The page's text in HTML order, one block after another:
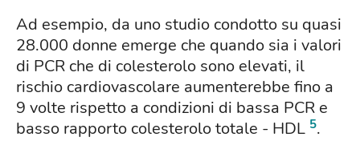
Ad esempio, da uno studio condotto su quasi
28.000 donne emerge che quando sia i valori
di PCR che di colesterolo sono elevati, il
rischio cardiovascolare aumenterebbe fino a
9 volte rispetto a condizioni di bassa PCR e
basso rapporto colesterolo totale - HDL 5.